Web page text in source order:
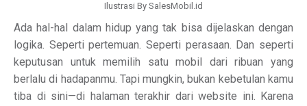
Ilustrasi By SalesMobil.id
Ada hal-hal dalam hidup yang tak bisa dijelaskan dengan
logika. Seperti pertemuan. Seperti perasaan. Dan seperti
keputusan untuk memilih satu mobil dari ribuan yang
berlalu di hadapanmu. Tapi mungkin, bukan kebetulan kamu
tiba di sini—di halaman terakhir dari website ini. Karena